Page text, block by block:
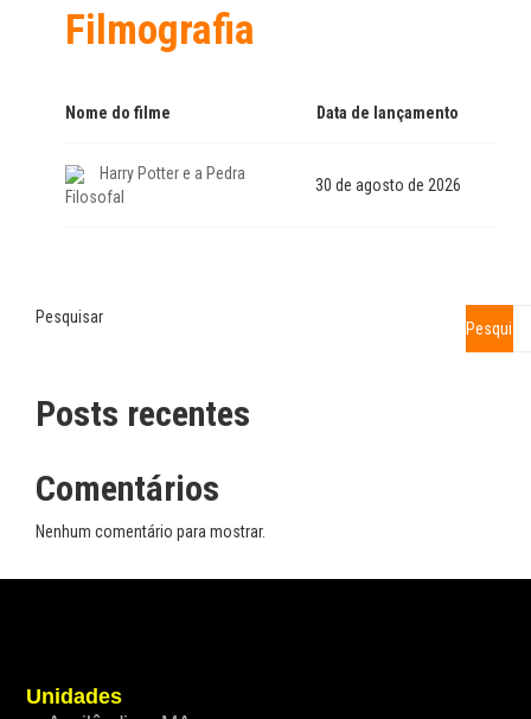
Filmografia
Nome do filme Data de lançamento
Harry Potter e a Pedra
Filosofal
30 de agosto de 2026
Pesquisar
Posts recentes
Comentários
Nenhum comentário para mostrar.
Unidades